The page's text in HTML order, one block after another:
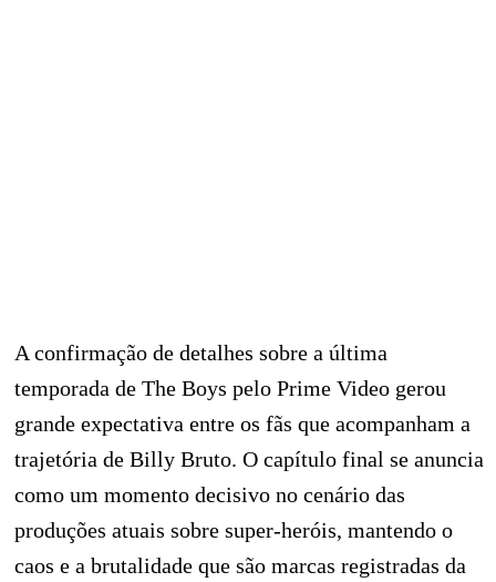
A confirmação de detalhes sobre a última
temporada de The Boys pelo Prime Video gerou
grande expectativa entre os fãs que acompanham a
trajetória de Billy Bruto. O capítulo final se anuncia
como um momento decisivo no cenário das
produções atuais sobre super-heróis, mantendo o
caos e a brutalidade que são marcas registradas da